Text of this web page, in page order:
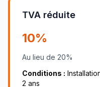
TVA réduite
10%
Au lieu de 20%
Conditions :
2 ans